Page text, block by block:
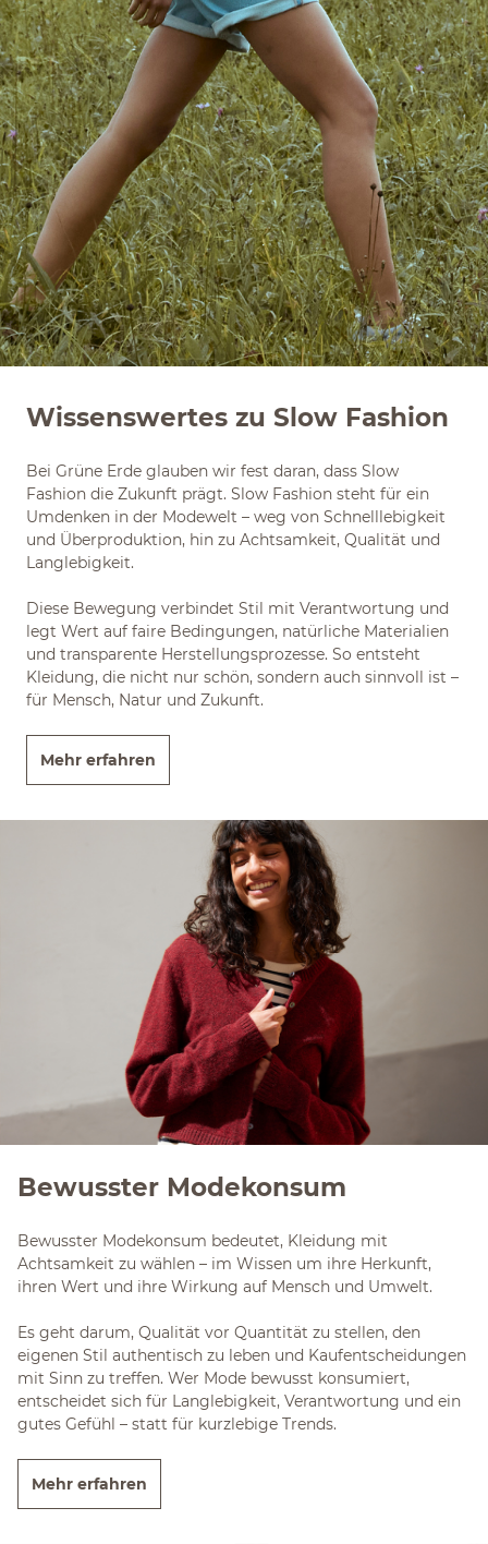
Wissenswertes zu Slow Fashion
Bei Grüne Erde glauben wir fest daran, dass Slow
Fashion die Zukunft prägt. Slow Fashion steht für ein
Umdenken in der Modewelt – weg von Schnelllebigkeit
und Überproduktion, hin zu Achtsamkeit, Qualität und
Langlebigkeit.
Diese Bewegung verbindet Stil mit Verantwortung und
legt Wert auf faire Bedingungen, natürliche Materialien
und transparente Herstellungsprozesse. So entsteht
Kleidung, die nicht nur schön, sondern auch sinnvoll ist –
für Mensch, Natur und Zukunft.
Mehr erfahren
Bewusster Modekonsum
Bewusster Modekonsum bedeutet, Kleidung mit
Achtsamkeit zu wählen – im Wissen um ihre Herkunft,
ihren Wert und ihre Wirkung auf Mensch und Umwelt.
Es geht darum, Qualität vor Quantität zu stellen, den
eigenen Stil authentisch zu leben und Kaufentscheidungen
mit Sinn zu treffen. Wer Mode bewusst konsumiert,
entscheidet sich für Langlebigkeit, Verantwortung und ein
gutes Gefühl – statt für kurzlebige Trends.
Mehr erfahren